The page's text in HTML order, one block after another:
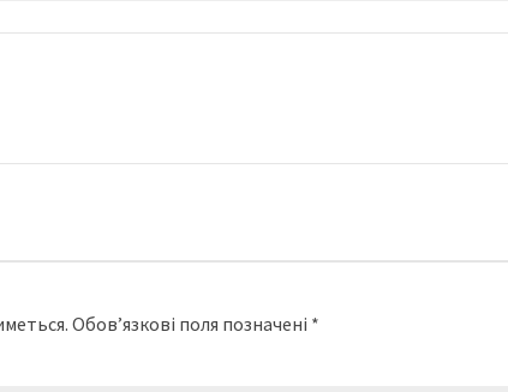
Обов’язкові поля позначені *